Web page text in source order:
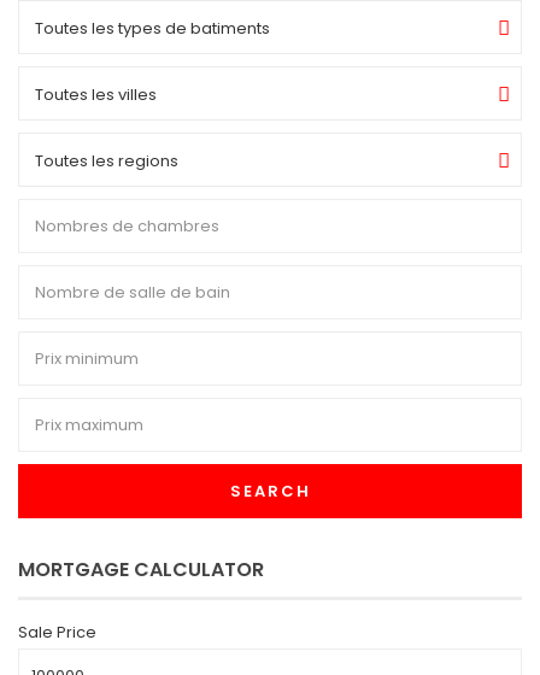
Toutes les types de batiments
Toutes les villes
Toutes les regions
SEARCH
MORTGAGE CALCULATOR
Sale Price